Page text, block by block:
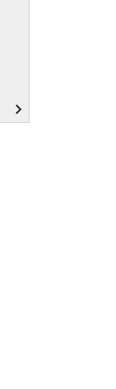
navigate_next